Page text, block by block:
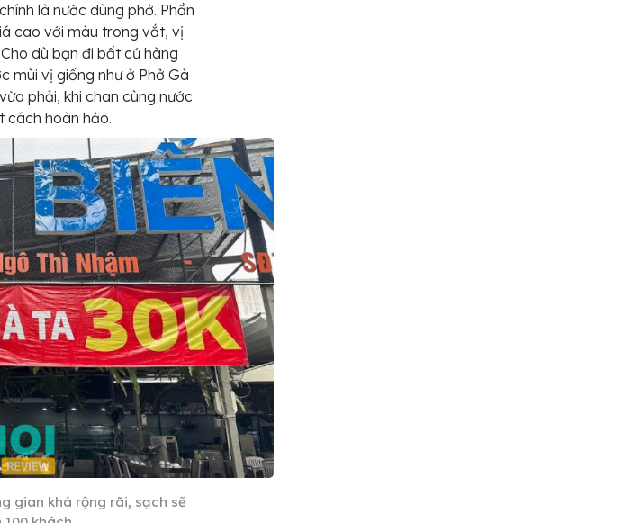
là nước dùng phở. Phần
cao với màu trong vắt, vị
dù bạn đi bất cứ hàng
mùi vị giống như ở Phở Gà
phải, khi chan cùng nước
cách hoàn hảo.
gian khá rộng rãi, sạch sẽ